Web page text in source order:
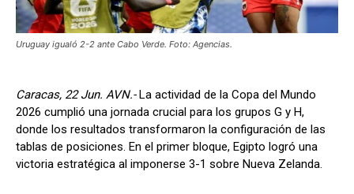
Uruguay igualó 2-2 ante Cabo Verde. Foto: Agencias.
Caracas, 22 Jun. AVN.- La actividad de la Copa del Mundo
2026 cumplió una jornada crucial para los grupos G y H,
donde los resultados transformaron la configuración de las
tablas de posiciones. En el primer bloque, Egipto logró una
victoria estratégica al imponerse 3-1 sobre Nueva Zelanda.